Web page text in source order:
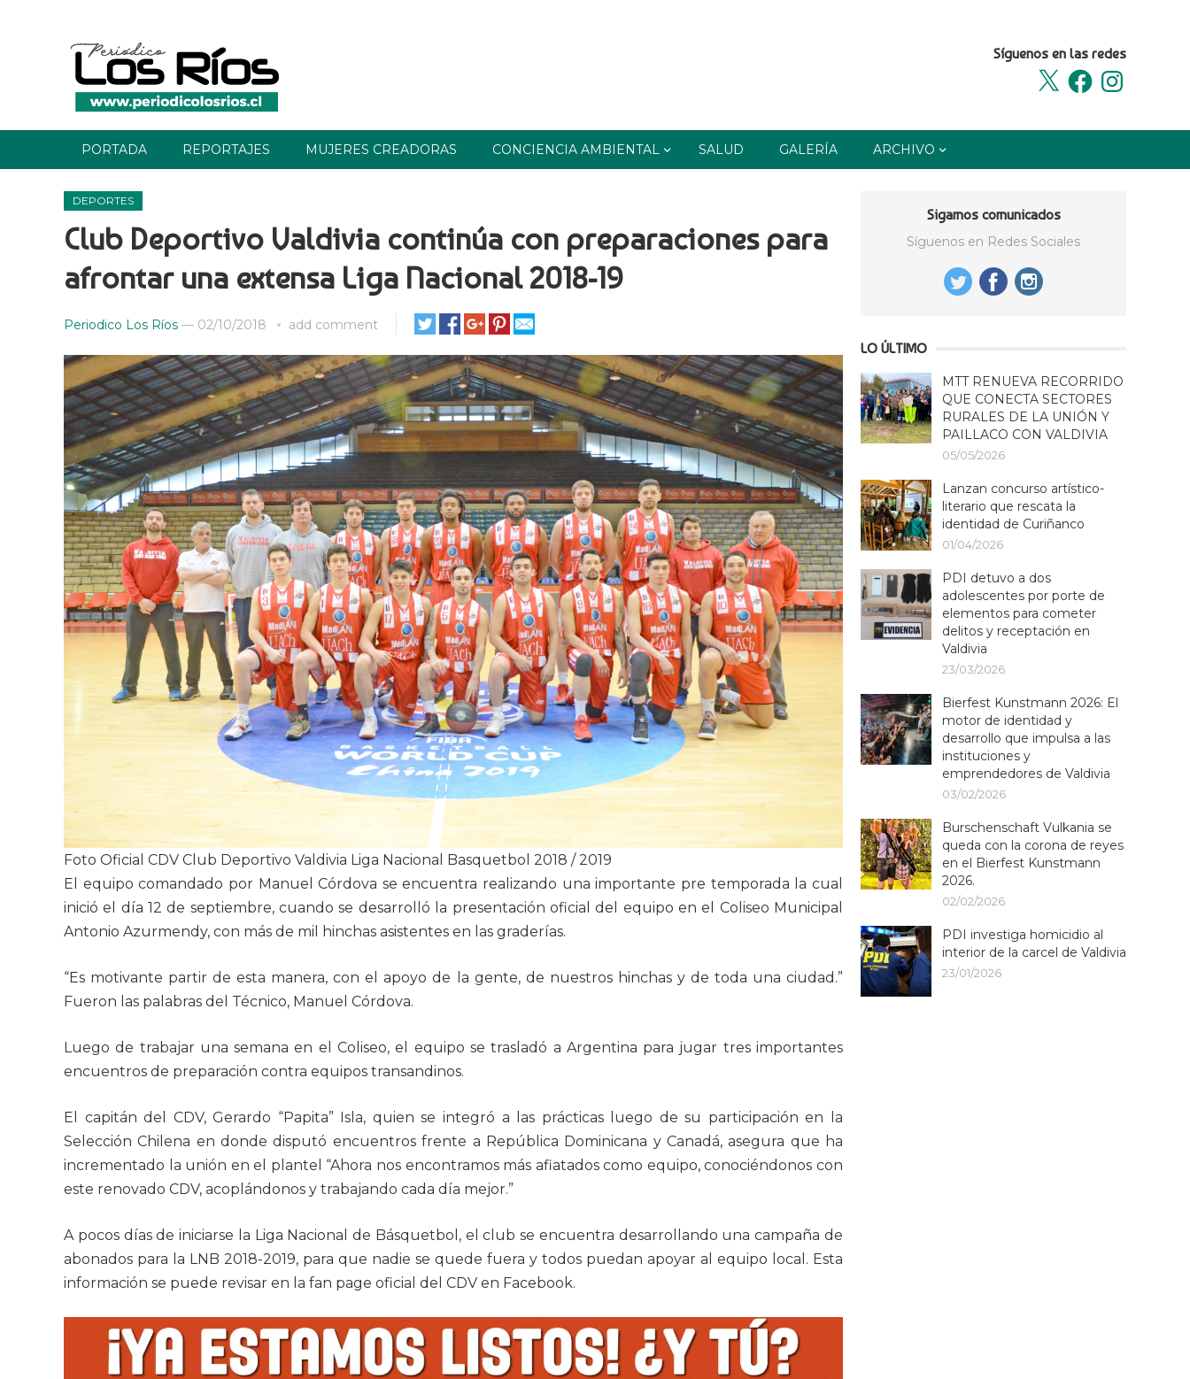
Síguenos en las redes
X
FacebookInstagram
PORTADA REPORTAJES MUJERES CREADORAS CONCIENCIA AMBIENTAL SALUD GALERÍA ARCHIVO
DEPORTES
Club Deportivo Valdivia continúa con preparaciones para
afrontar una extensa Liga Nacional 2018-19
Periodico Los Ríos — 02/10/2018 add comment
Foto Oficial CDV Club Deportivo Valdivia Liga Nacional Basquetbol 2018 / 2019
El equipo comandado por Manuel Córdova se encuentra realizando una importante pre temporada la cual
inició el día 12 de septiembre, cuando se desarrolló la presentación oficial del equipo en el Coliseo Municipal
Antonio Azurmendy, con más de mil hinchas asistentes en las graderías.
“Es motivante partir de esta manera, con el apoyo de la gente, de nuestros hinchas y de toda una ciudad.”
Fueron las palabras del Técnico, Manuel Córdova.
Luego de trabajar una semana en el Coliseo, el equipo se trasladó a Argentina para jugar tres importantes
encuentros de preparación contra equipos transandinos.
El capitán del CDV, Gerardo “Papita” Isla, quien se integró a las prácticas luego de su participación en la
Selección Chilena en donde disputó encuentros frente a República Dominicana y Canadá, asegura que ha
incrementado la unión en el plantel “Ahora nos encontramos más afiatados como equipo, conociéndonos con
este renovado CDV, acoplándonos y trabajando cada día mejor.”
A pocos días de iniciarse la Liga Nacional de Básquetbol, el club se encuentra desarrollando una campaña de
abonados para la LNB 2018-2019, para que nadie se quede fuera y todos puedan apoyar al equipo local. Esta
información se puede revisar en la fan page oficial del CDV en Facebook.
Sigamos comunicados
Síguenos en Redes Sociales
LO ÚLTIMO
MTT RENUEVA RECORRIDO
QUE CONECTA SECTORES
RURALES DE LA UNIÓN Y
PAILLACO CON VALDIVIA
05/05/2026
Lanzan concurso artístico-
literario que rescata la
identidad de Curiñanco
01/04/2026
PDI detuvo a dos
adolescentes por porte de
elementos para cometer
delitos y receptación en
Valdivia
23/03/2026
Bierfest Kunstmann 2026: El
motor de identidad y
desarrollo que impulsa a las
instituciones y
emprendedores de Valdivia
03/02/2026
Burschenschaft Vulkania se
queda con la corona de reyes
en el Bierfest Kunstmann
2026.
02/02/2026
PDI investiga homicidio al
interior de la carcel de Valdivia
23/01/2026